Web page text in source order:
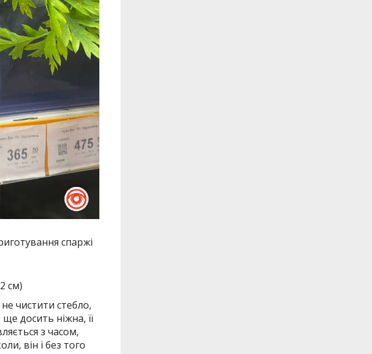
спаржі
см)
чистити стебло,
досить ніжна, її
з часом,
він і без того